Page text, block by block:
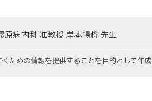
病内科 准教授 岸本暢將 先生
めの情報を提供することを目的として作成